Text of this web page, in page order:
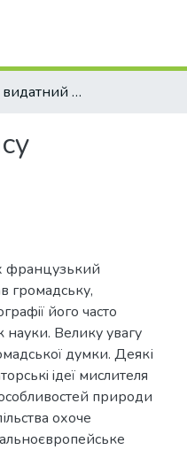
Жан Боден – видатний мислитель доби Ренесансу
французький
громадську,
його часто
Велику увагу
думки. Деякі
iдеї мислителя
природи
охоче